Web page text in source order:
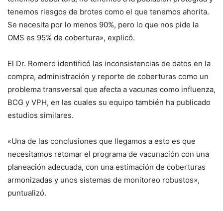
tenemos riesgos de brotes como el que tenemos ahorita.
Se necesita por lo menos 90%, pero lo que nos pide la
OMS es 95% de cobertura», explicó.
El Dr. Romero identificó las inconsistencias de datos en la
compra, administración y reporte de coberturas como un
problema transversal que afecta a vacunas como influenza,
BCG y VPH, en las cuales su equipo también ha publicado
estudios similares.
«Una de las conclusiones que llegamos a esto es que
necesitamos retomar el programa de vacunación con una
planeación adecuada, con una estimación de coberturas
armonizadas y unos sistemas de monitoreo robustos»,
puntualizó.